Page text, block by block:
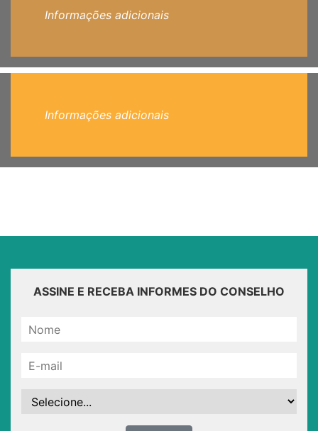
Informações adicionais
Informações adicionais
ASSINE E RECEBA INFORMES DO CONSELHO